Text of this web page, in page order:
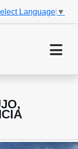
Language ▼